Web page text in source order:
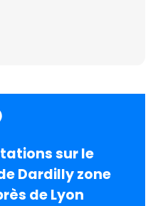
sur le
Dardilly zone
de Lyon